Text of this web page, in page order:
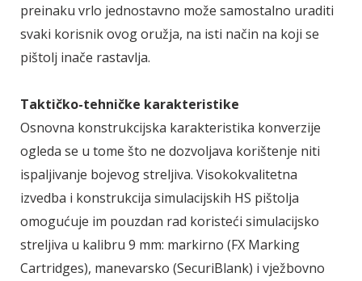
preinaku vrlo jednostavno može samostalno uraditi
svaki korisnik ovog oružja, na isti način na koji se
pištolj inače rastavlja.
Taktičko-tehničke karakteristike
Osnovna konstrukcijska karakteristika konverzije
ogleda se u tome što ne dozvoljava korištenje niti
ispaljivanje bojevog streljiva. Visokokvalitetna
izvedba i konstrukcija simulacijskih HS pištolja
omogućuje im pouzdan rad koristeći simulacijsko
streljiva u kalibru 9 mm: markirno (FX Marking
Cartridges), manevarsko (SecuriBlank) i vježbovno